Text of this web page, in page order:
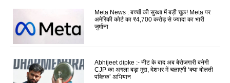
Meta News : बच्चों की सुरक्षा में बड़ी चूक! Meta पर
अमेरिकी कोर्ट का ₹4,700 करोड़ से ज्यादा का भारी
जुर्माना
Abhijeet dipke :- नीट के बाद अब बेरोजगारी बनेगी
CJP का अगला बड़ा मुद्दा, देशभर में चलाएगी ‘क्या बोलती
पब्लिक’ अभियान